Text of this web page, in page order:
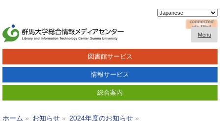
Menu
図書館サービス
情報サービス
総合案内
ホーム お知らせ
2024年度のお知らせ